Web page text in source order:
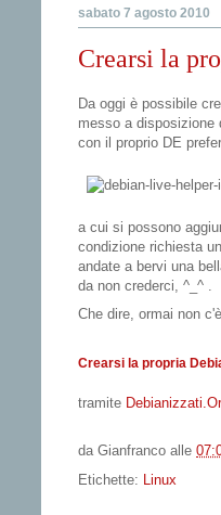
sabato 7 agosto 2010
Crearsi la
Da oggi è possibile
messo a disposizione
con il proprio DE
a cui si possono
condizione richiesta
andate a bervi una
da non crederci, ^_^ .
Che dire, ormai non
Crearsi la propria
tramite
da Gianfranco alle
Etichette: Linux